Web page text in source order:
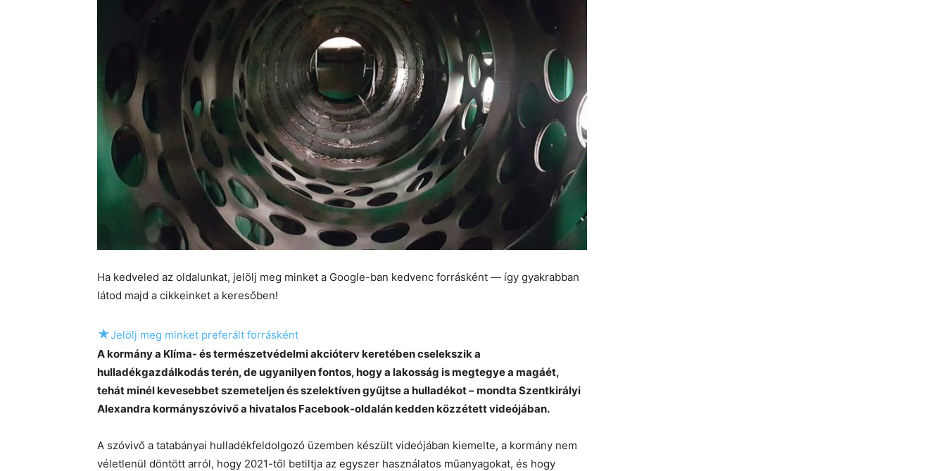
Ha kedveled az oldalunkat, jelölj meg minket a Google-ban kedvenc forrásként — így gyakrabban
látod majd a cikkeinket a keresőben!
★Jelölj meg minket preferált forrásként
A kormány a Klíma- és természetvédelmi akcióterv keretében cselekszik a
hulladékgazdálkodás terén, de ugyanilyen fontos, hogy a lakosság is megtegye a magáét,
tehát minél kevesebbet szemeteljen és szelektíven gyűjtse a hulladékot – mondta Szentkirályi
Alexandra kormányszóvivő a hivatalos Facebook-oldalán kedden közzétett videójában.
A szóvivő a tatabányai hulladékfeldolgozó üzemben készült videójában kiemelte, a kormány nem
véletlenül döntött arról, hogy 2021-től betiltja az egyszer használatos műanyagokat, és hogy